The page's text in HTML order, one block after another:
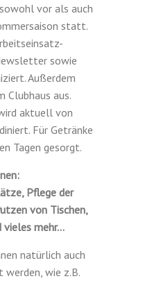
vor als auch
statt.
sowie
Außerdem
Clubhaus aus.
aktuell von
Für Getränke
Tagen gesorgt.
Pflege der
von Tischen,
vieles mehr…
natürlich auch
wie z.B.